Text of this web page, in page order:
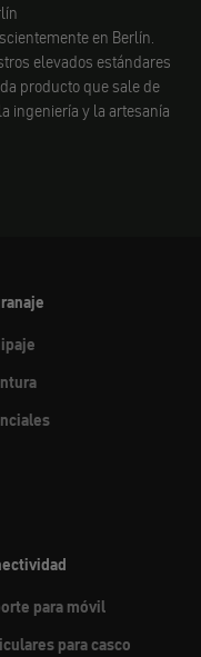
en Berlín.
elevados estándares
producto que sale de
ingeniería y la artesanía
para móvil
para casco